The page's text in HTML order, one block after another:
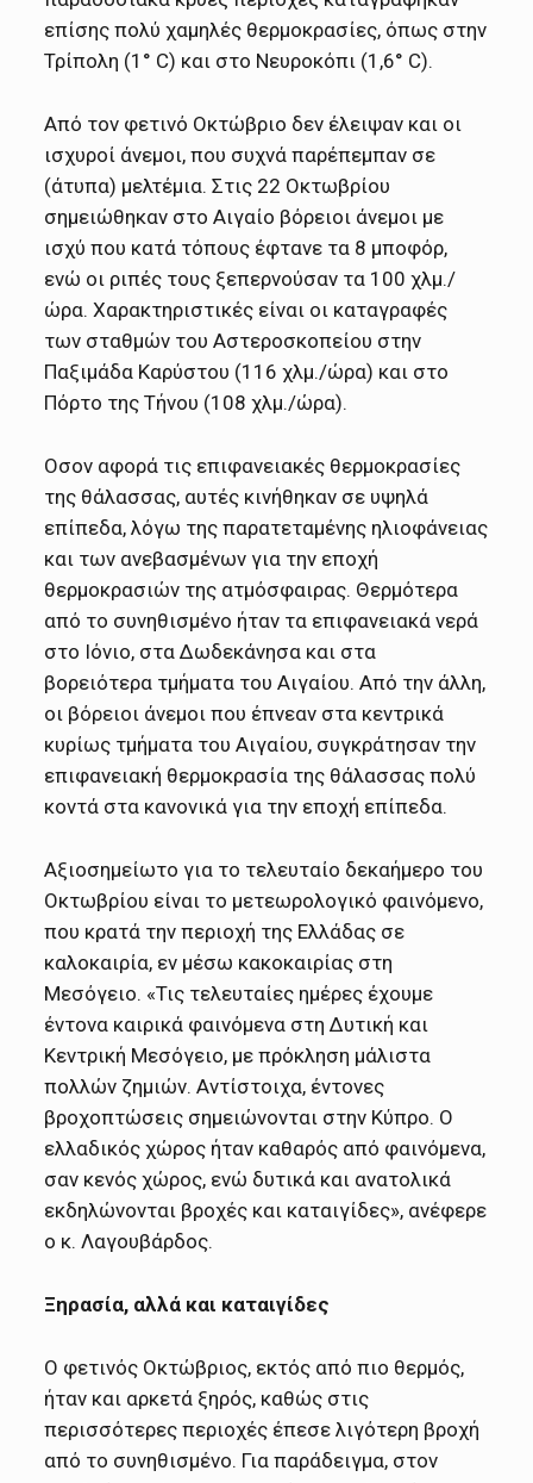
επίσης πολύ χαμηλές θερμοκρασίες, όπως στην
Τρίπολη (1° C) και στο Νευροκόπι (1,6° C).
Από τον φετινό Οκτώβριο δεν έλειψαν και οι
ισχυροί άνεμοι, που συχνά παρέπεμπαν σε
(άτυπα) μελτέμια. Στις 22 Οκτωβρίου
σημειώθηκαν στο Αιγαίο βόρειοι άνεμοι με
ισχύ που κατά τόπους έφτανε τα 8 μποφόρ,
ενώ οι ριπές τους ξεπερνούσαν τα 100 χλμ./
ώρα. Χαρακτηριστικές είναι οι καταγραφές
των σταθμών του Αστεροσκοπείου στην
Παξιμάδα Καρύστου (116 χλμ./ώρα) και στο
Πόρτο της Τήνου (108 χλμ./ώρα).
Οσον αφορά τις επιφανειακές θερμοκρασίες
της θάλασσας, αυτές κινήθηκαν σε υψηλά
επίπεδα, λόγω της παρατεταμένης ηλιοφάνειας
και των ανεβασμένων για την εποχή
θερμοκρασιών της ατμόσφαιρας. Θερμότερα
από το συνηθισμένο ήταν τα επιφανειακά νερά
στο Ιόνιο, στα Δωδεκάνησα και στα
βορειότερα τμήματα του Αιγαίου. Από την άλλη,
οι βόρειοι άνεμοι που έπνεαν στα κεντρικά
κυρίως τμήματα του Αιγαίου, συγκράτησαν την
επιφανειακή θερμοκρασία της θάλασσας πολύ
κοντά στα κανονικά για την εποχή επίπεδα.
Αξιοσημείωτο για το τελευταίο δεκαήμερο του
Οκτωβρίου είναι το μετεωρολογικό φαινόμενο,
που κρατά την περιοχή της Ελλάδας σε
καλοκαιρία, εν μέσω κακοκαιρίας στη
Μεσόγειο. «Τις τελευταίες ημέρες έχουμε
έντονα καιρικά φαινόμενα στη Δυτική και
Κεντρική Μεσόγειο, με πρόκληση μάλιστα
πολλών ζημιών. Αντίστοιχα, έντονες
βροχοπτώσεις σημειώνονται στην Κύπρο. Ο
ελλαδικός χώρος ήταν καθαρός από φαινόμενα,
σαν κενός χώρος, ενώ δυτικά και ανατολικά
εκδηλώνονται βροχές και καταιγίδες», ανέφερε
ο κ. Λαγουβάρδος.
Ξηρασία, αλλά και καταιγίδες
Ο φετινός Οκτώβριος, εκτός από πιο θερμός,
ήταν και αρκετά ξηρός, καθώς στις
περισσότερες περιοχές έπεσε λιγότερη βροχή
από το συνηθισμένο. Για παράδειγμα, στον